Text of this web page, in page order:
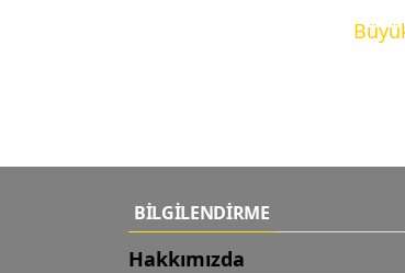
BİLGİLENDİRME
Hakkımızda